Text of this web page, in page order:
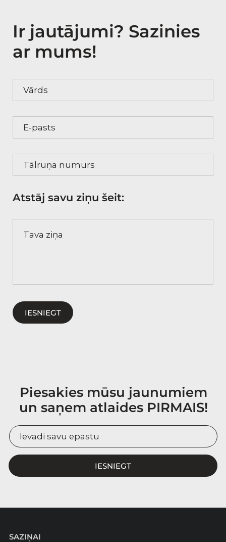
Ir jautājumi? Sazinies
ar mums!
Atstāj savu ziņu šeit:
IESNIEGT
Piesakies mūsu jaunumiem
un saņem atlaides PIRMAIS!
IESNIEGT
SAZIŅAI